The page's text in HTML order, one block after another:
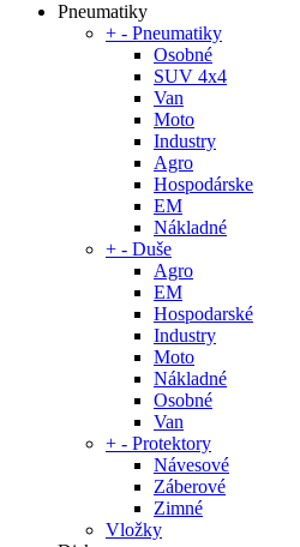
Pneumatiky
+ - Pneumatiky
Osobné
SUV 4x4
Van
Moto
Industry
Agro
Hospodárske
EM
Nákladné
+ - Duše
Agro
EM
Hospodarské
Industry
Moto
Nákladné
Osobné
Van
+ - Protektory
Návesové
Záberové
Zimné
Vložky